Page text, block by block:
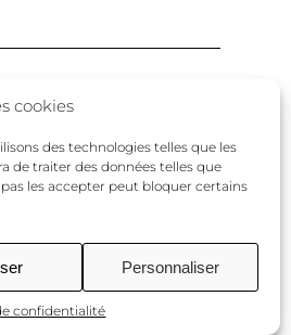
cookies
des technologies telles que les
de traiter des données telles que
les accepter peut bloquer certains
Personnaliser
confidentialité
Instagram